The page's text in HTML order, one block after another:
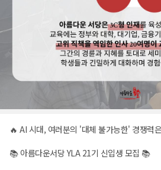
🔥 AI 시대, 여러분의 '대체 불가능한' 경쟁력
📚 아름다운서당 YLA 21기 신입생 모집 📚